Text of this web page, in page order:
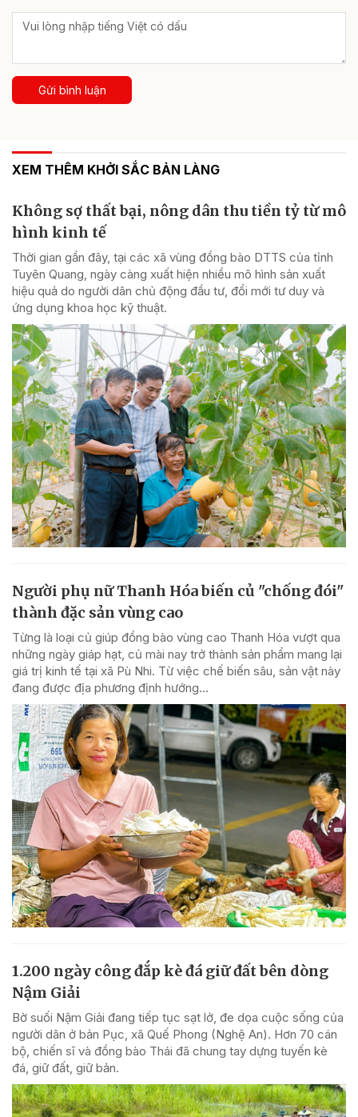
Gửi bình luận
XEM THÊM KHỞI SẮC BẢN LÀNG
Không sợ thất bại, nông dân thu tiền tỷ từ mô
hình kinh tế
Thời gian gần đây, tại các xã vùng đồng bào DTTS của tỉnh
Tuyên Quang, ngày càng xuất hiện nhiều mô hình sản xuất
hiệu quả do người dân chủ động đầu tư, đổi mới tư duy và
ứng dụng khoa học kỹ thuật.
Người phụ nữ Thanh Hóa biến củ "chống đói"
thành đặc sản vùng cao
Từng là loại củ giúp đồng bào vùng cao Thanh Hóa vượt qua
những ngày giáp hạt, củ mài nay trở thành sản phẩm mang lại
giá trị kinh tế tại xã Pù Nhi. Từ việc chế biến sâu, sản vật này
đang được địa phương định hướng...
1.200 ngày công đắp kè đá giữ đất bên dòng
Nậm Giải
Bờ suối Nậm Giải đang tiếp tục sạt lở, đe dọa cuộc sống của
người dân ở bản Pục, xã Quế Phong (Nghệ An). Hơn 70 cán
bộ, chiến sĩ và đồng bào Thái đã chung tay dựng tuyến kè
đá, giữ đất, giữ bản.